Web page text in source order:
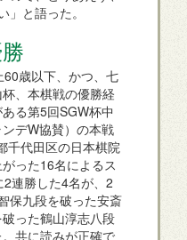
と語った。
歳以下、かつ、七
、本棋戦の優勝経
る第5回SGW杯中
デW協賛）の本戦
千代田区の日本棋院
った16名によるス
連勝した4名が、2
保九段を破った安斎
った鶴山淳志八段
共に読みが正確で